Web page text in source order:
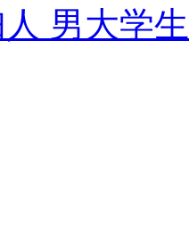
男大学